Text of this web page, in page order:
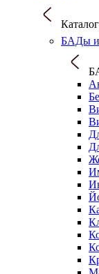
Каталог
БАДы и